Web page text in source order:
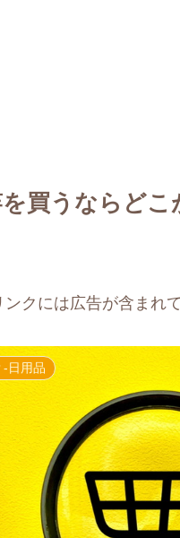
買うならどこ
ンクには広告が含まれ
-日用品